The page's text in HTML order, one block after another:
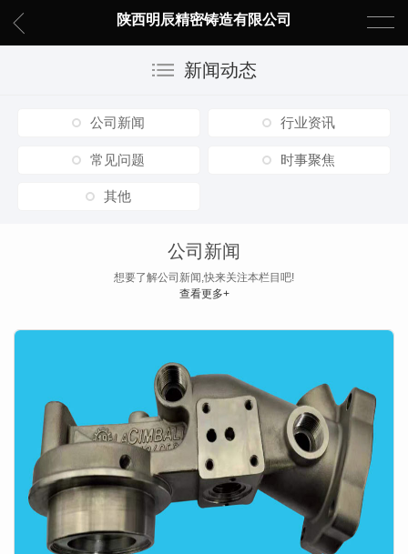
陕西明辰精密铸造有限公司
新闻动态
公司新闻 行业资讯
常见问题 时事聚焦
其他
公司新闻
想要了解公司新闻,快来关注本栏目吧!
查看更多+